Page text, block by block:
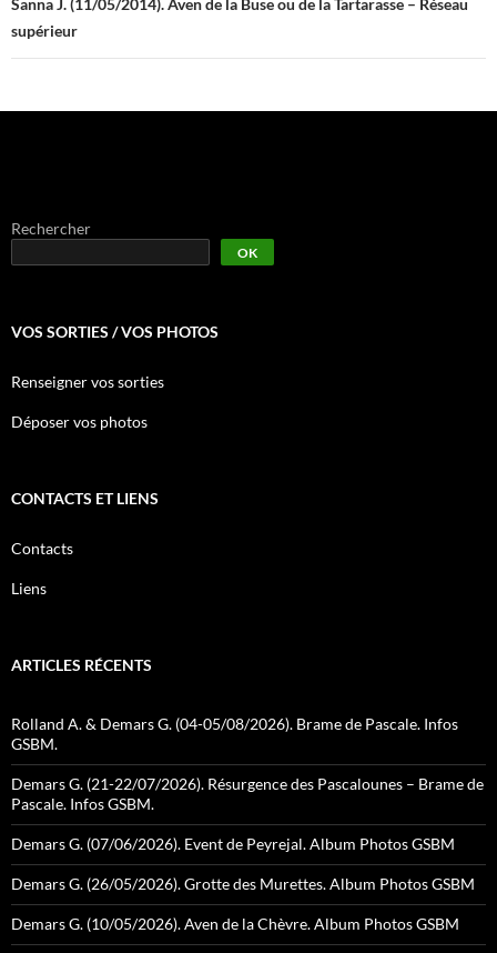
Sanna J. (11/05/2014). Aven de la Buse ou de la Tartarasse – Réseau
supérieur
Rechercher
OK
VOS SORTIES / VOS PHOTOS
Renseigner vos sorties
Déposer vos photos
CONTACTS ET LIENS
Contacts
Liens
ARTICLES RÉCENTS
Rolland A. & Demars G. (04-05/08/2026). Brame de Pascale. Infos
GSBM.
Demars G. (21-22/07/2026). Résurgence des Pascalounes – Brame de
Pascale. Infos GSBM.
Demars G. (07/06/2026). Event de Peyrejal. Album Photos GSBM
Demars G. (26/05/2026). Grotte des Murettes. Album Photos GSBM
Demars G. (10/05/2026). Aven de la Chèvre. Album Photos GSBM